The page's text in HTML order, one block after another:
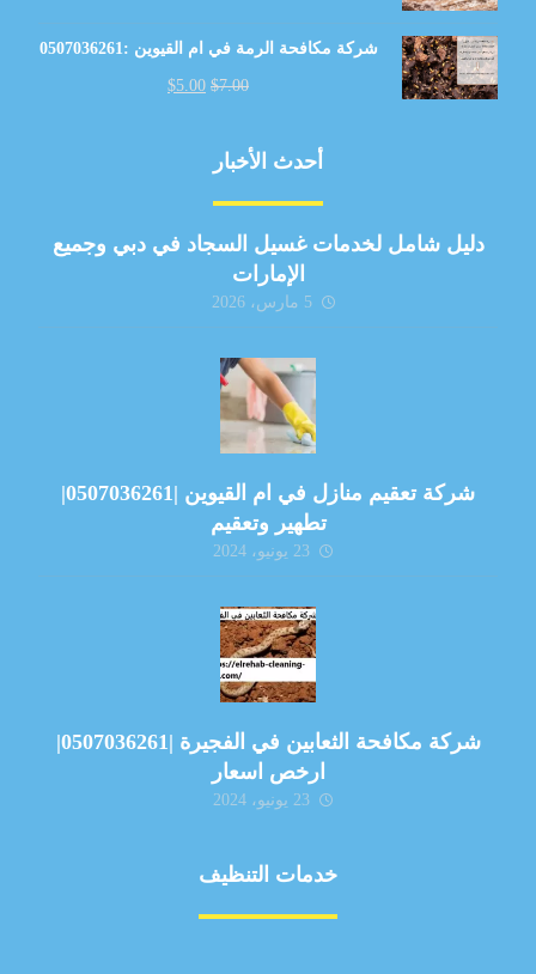
شركة مكافحة الرمة في ام القيوين :0507036261
$7.00
$5.00
أحدث الأخبار
دليل شامل لخدمات غسيل السجاد في دبي وجميع
الإمارات
5 مارس، 2026
شركة تعقيم منازل في ام القيوين |0507036261|
تطهير وتعقيم
23 يونيو، 2024
شركة مكافحة الثعابين في الفجيرة |0507036261|
ارخص اسعار
23 يونيو، 2024
خدمات التنظيف